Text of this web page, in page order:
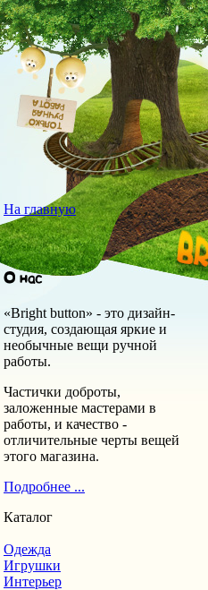
На главную
«Bright button» - это дизайн-
студия, создающая яркие и
необычные вещи ручной
работы.
Частички доброты,
заложенные мастерами в
работы, и качество -
отличительные черты вещей
этого магазина.
Подробнее ...
Каталог
Одежда
Игрушки
Интерьер